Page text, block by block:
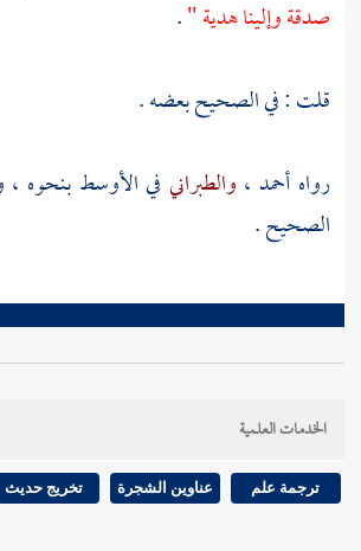
صدقة وإلينا هدية ".
قلت : في الصحيح بعضه .
رواه أحمد ، والطبراني في الأوسط بنحوه
الصحيح .
الخدمات العلمية
ترجمة علم عناوين الشجرة تخريج حديث